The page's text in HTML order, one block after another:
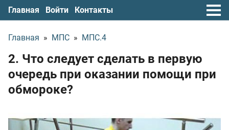
Главная Войти Контакты
Главная » МПС » МПС.4
2. Что следует сделать в первую
очередь при оказании помощи при
обмороке?